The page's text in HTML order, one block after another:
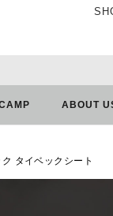
ABOUT
タイベックシート